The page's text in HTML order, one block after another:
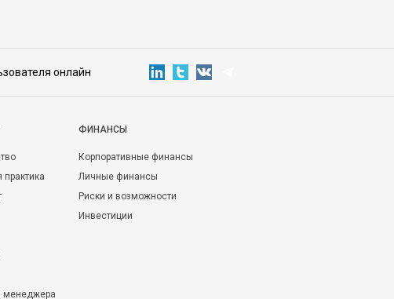
онлайн
практика
менеджера
ФИНАНСЫ
Корпоративные финансы
Личные финансы
Риски и возможности
Инвестиции